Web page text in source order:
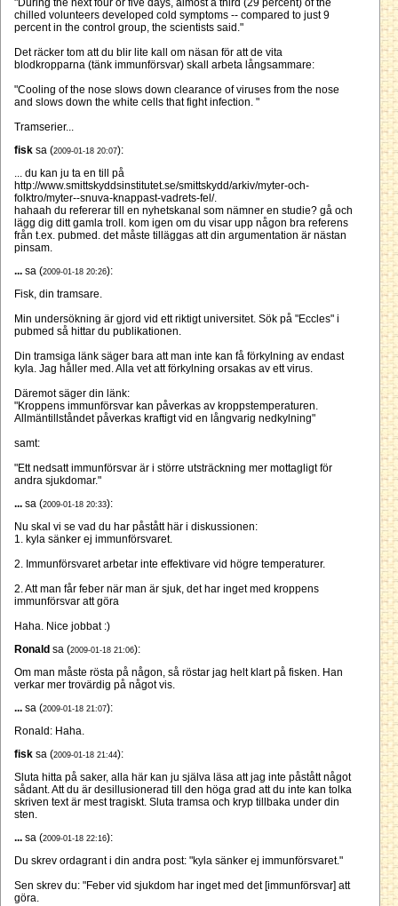
"During the next four or five days, almost a third (29 percent) of the
chilled volunteers developed cold symptoms -- compared to just 9
percent in the control group, the scientists said."
Det räcker tom att du blir lite kall om näsan för att de vita
blodkropparna (tänk immunförsvar) skall arbeta långsammare:
"Cooling of the nose slows down clearance of viruses from the nose
and slows down the white cells that fight infection. "
Tramserier...
fisk sa (2009-01-18 20:07):
... du kan ju ta en till på
http://www.smittskyddsinstitutet.se/smittskydd/arkiv/myter-och-
folktro/myter--snuva-knappast-vadrets-fel/.
hahaah du refererar till en nyhetskanal som nämner en studie? gå och
lägg dig ditt gamla troll. kom igen om du visar upp någon bra referens
från t.ex. pubmed. det måste tilläggas att din argumentation är nästan
pinsam.
... sa (2009-01-18 20:26):
Fisk, din tramsare.
Min undersökning är gjord vid ett riktigt universitet. Sök på "Eccles" i
pubmed så hittar du publikationen.
Din tramsiga länk säger bara att man inte kan få förkylning av endast
kyla. Jag håller med. Alla vet att förkylning orsakas av ett virus.
Däremot säger din länk:
"Kroppens immunförsvar kan påverkas av kroppstemperaturen.
Allmäntillståndet påverkas kraftigt vid en långvarig nedkylning"
samt:
"Ett nedsatt immunförsvar är i större utsträckning mer mottagligt för
andra sjukdomar."
... sa (2009-01-18 20:33):
Nu skal vi se vad du har påstått här i diskussionen:
1. kyla sänker ej immunförsvaret.
2. Immunförsvaret arbetar inte effektivare vid högre temperaturer.
2. Att man får feber när man är sjuk, det har inget med kroppens
immunförsvar att göra
Haha. Nice jobbat :)
Ronald sa (2009-01-18 21:06):
Om man måste rösta på någon, så röstar jag helt klart på fisken. Han
verkar mer trovärdig på något vis.
... sa (2009-01-18 21:07):
Ronald: Haha.
fisk sa (2009-01-18 21:44):
Sluta hitta på saker, alla här kan ju själva läsa att jag inte påstått något
sådant. Att du är desillusionerad till den höga grad att du inte kan tolka
skriven text är mest tragiskt. Sluta tramsa och kryp tillbaka under din
sten.
... sa (2009-01-18 22:16):
Du skrev ordagrant i din andra post: "kyla sänker ej immunförsvaret."
Sen skrev du: "Feber vid sjukdom har inget med det [immunförsvar] att
göra.